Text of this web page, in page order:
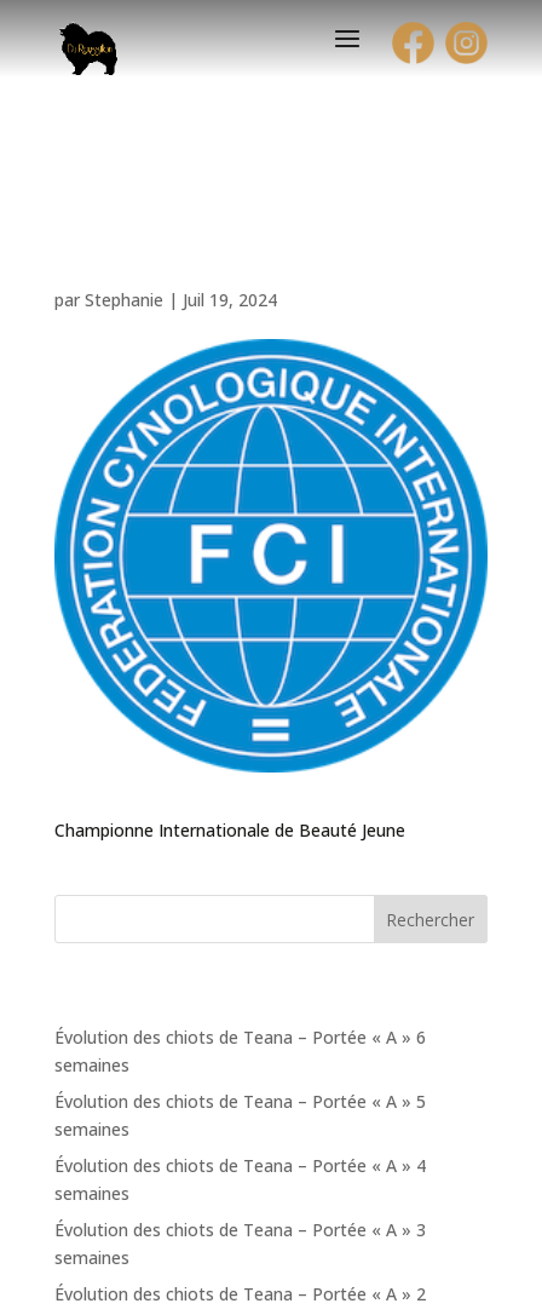
par Stephanie | Juil 19, 2024
Championne Internationale de Beauté Jeune
Rechercher
Évolution des chiots de Teana – Portée « A » 6
semaines
Évolution des chiots de Teana – Portée « A » 5
semaines
Évolution des chiots de Teana – Portée « A » 4
semaines
Évolution des chiots de Teana – Portée « A » 3
semaines
Évolution des chiots de Teana – Portée « A » 2